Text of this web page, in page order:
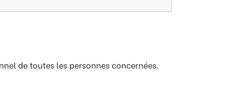
de toutes les personnes concernées.